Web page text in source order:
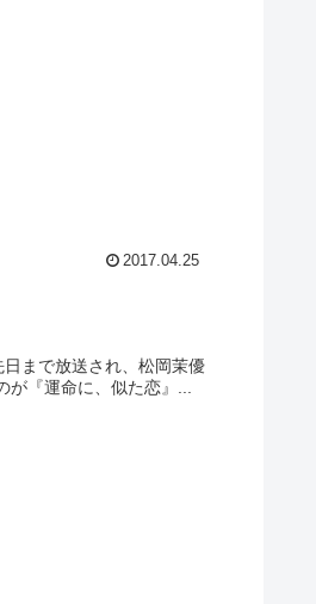
2017.04.25
まで放送され、松岡茉優
『運命に、似た恋』...